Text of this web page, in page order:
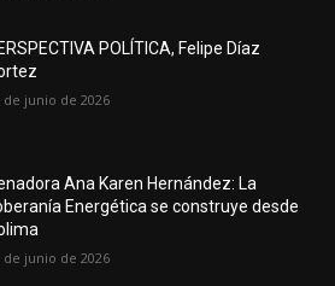
POLÍTICA, Felipe Díaz
de junio de 2026
Ana Karen Hernández: La
Energética se construye desde
de junio de 2026